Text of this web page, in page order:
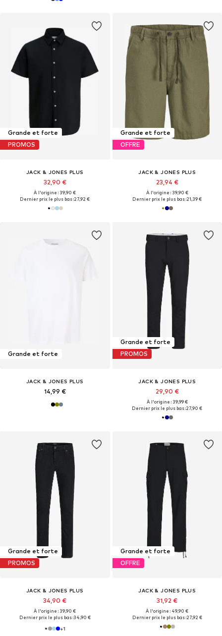
Grande et forte
PROMOS
JACK & JONES PLUS
32,90 €
À l'origine : 39,90 €
Dernier prix le plus bas :27,92 €
Grande et forte
OFFRE
JACK & JONES PLUS
23,94 €
À l'origine : 39,90 €
Dernier prix le plus bas :21,39 €
Grande et forte
JACK & JONES PLUS
14,99 €
Grande et forte
PROMOS
JACK & JONES PLUS
29,90 €
À l'origine : 39,99 €
Dernier prix le plus bas :27,90 €
Grande et forte
PROMOS
JACK & JONES PLUS
34,90 €
À l'origine : 39,90 €
Dernier prix le plus bas :34,90 €
+1
Grande et forte
OFFRE
JACK & JONES PLUS
31,92 €
À l'origine : 49,90 €
Dernier prix le plus bas :27,92 €